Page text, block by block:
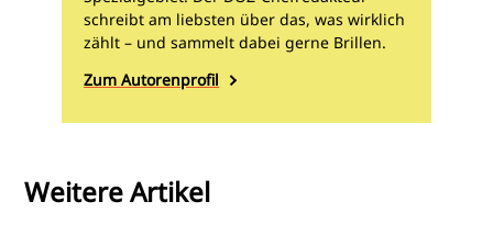
schreibt am liebsten über das, was wirklich
zählt – und sammelt dabei gerne Brillen.
Zum Autorenprofil
Weitere Artikel